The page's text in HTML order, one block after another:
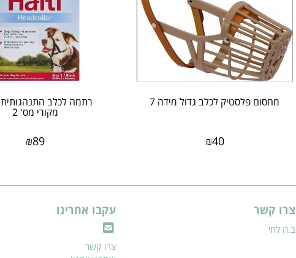
מחסום פלסטיק לכלב גדול מידה 7
₪40
רתמה לכלב
מקורי מס' 2
₪89
צרו קשר
ב.ה לחי
עקבו אחרינו
צרו קשר